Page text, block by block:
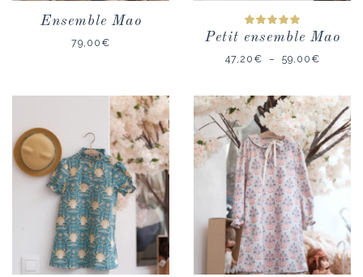
Ensemble Mao
79,00 €
Note
5
Petit ensemble Mao
47,20 € – 59,00 €Plage
47,20€
à
59,00€